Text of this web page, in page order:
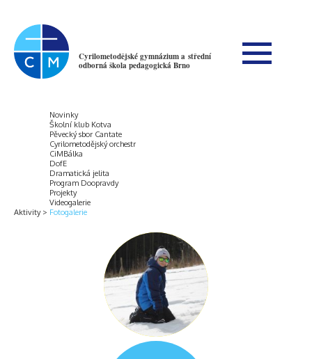
Cyrilometodějské gymnázium a střední
odborná škola pedagogická Brno
Aktivity
Novinky
Školní klub Kotva
Pěvecký sbor Cantate
Cyrilometodějský orchestr
CiMBálka
DofE
Dramatická jelita
Program Doopravdy
Projekty
Videogalerie
Fotogalerie